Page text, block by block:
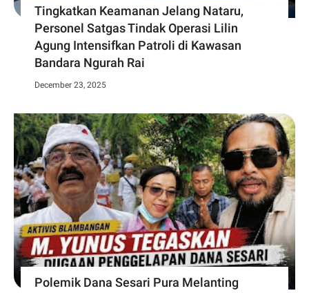
Tingkatkan Keamanan Jelang Nataru,
Personel Satgas Tindak Operasi Lilin
Agung Intensifkan Patroli di Kawasan
Bandara Ngurah Rai
December 23, 2025
Polemik Dana Sesari Pura Melanting